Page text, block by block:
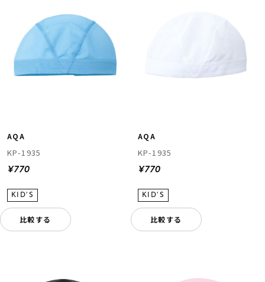
AQA
KP-1935
¥770
比較する
AQA
KP-1935
¥770
比較する